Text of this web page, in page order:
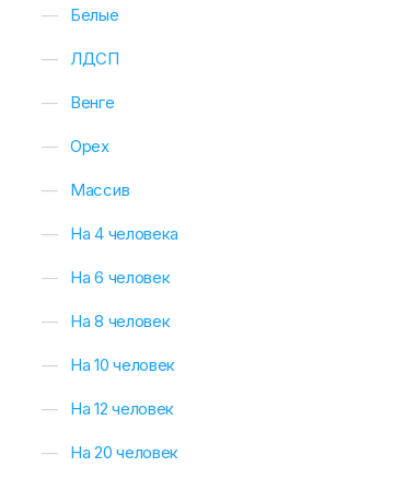
Белые
ЛДСП
Венге
Орех
Массив
На 4 человека
На 6 человек
На 8 человек
На 10 человек
На 12 человек
На 20 человек